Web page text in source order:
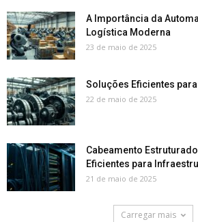
A Importância da
Logística Moderna
23 de maio de 2025
Soluções Eficientes
22 de maio de 2025
Cabeamento
Eficientes para
21 de maio de 2025
Carregar mais